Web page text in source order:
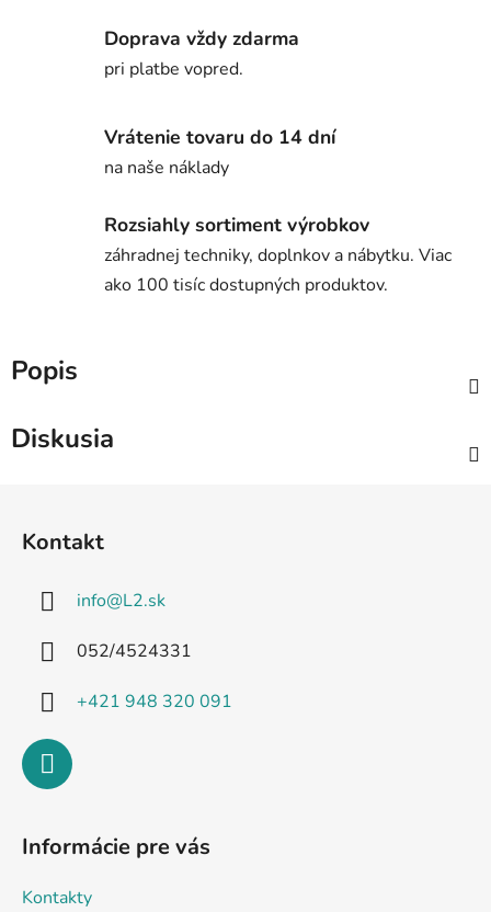
Doprava vždy zdarma
pri platbe vopred.
Vrátenie tovaru do 14 dní
na naše náklady
Rozsiahly sortiment výrobkov
záhradnej techniky, doplnkov a nábytku. Viac
ako 100 tisíc dostupných produktov.
Popis
Diskusia
Kontakt
info@L2.sk
052/4524331
+421 948 320 091
Informácie pre vás
Kontakty